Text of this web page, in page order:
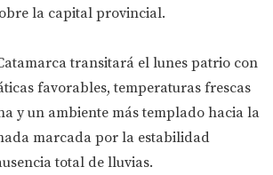
la capital provincial.
transitará el lunes patrio con
favorables, temperaturas frescas
y un ambiente más templado hacia la
marcada por la estabilidad
total de lluvias.